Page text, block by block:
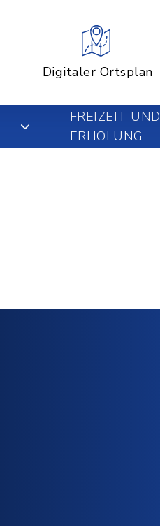
Digitaler Ortsplan
FREIZEIT UND
ERHOLUNG